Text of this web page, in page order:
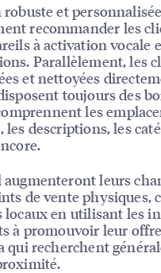
robuste et
recommander les
à activation vocale
Parallèlement, les
et nettoyées
toujours des
les
les descriptions, les
augmenteront leurs
de vente physiques,
locaux en utilisant les
à promouvoir leur
qui recherchent